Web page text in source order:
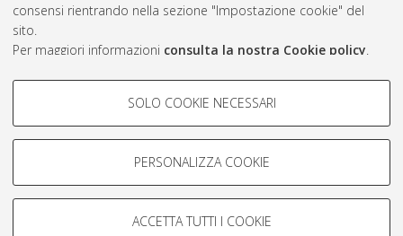
consensi rientrando nella sezione "Impostazione cookie" del
sito.
Per maggiori informazioni consulta la nostra Cookie policy
COOKIE DI PROFILAZIONE -
Si tratta di cookie utilizzati per analizzare le caratteristiche della
navigazione degli utenti, creare profili in base al loro comportamento
Mostra cookie di profilazione
SOLO COOKIE NECESSARI
PERSONALIZZA COOKIE
ACCETTA TUTTI I COOKIE
AMS Laurea
Impostazioni Cookie
Informativa sulla privacy
Condizioni d’uso del sito